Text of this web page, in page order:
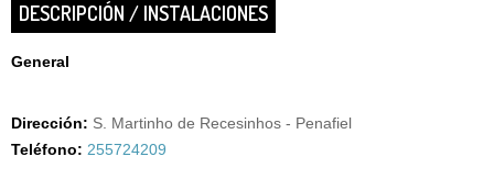
DESCRIPCIÓN / INSTALACIONES
General
Dirección: S. Martinho de Recesinhos - Penafiel
Teléfono: 255724209